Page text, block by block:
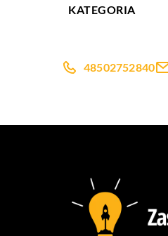
KATEGORIA
48502752840